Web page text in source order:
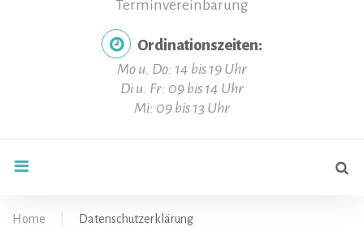
Terminvereinbarung
Ordinationszeiten:
Mo u. Do: 14 bis 19 Uhr
Di u. Fr: 09 bis 14 Uhr
Mi: 09 bis 13 Uhr
Home Datenschutzerklärung